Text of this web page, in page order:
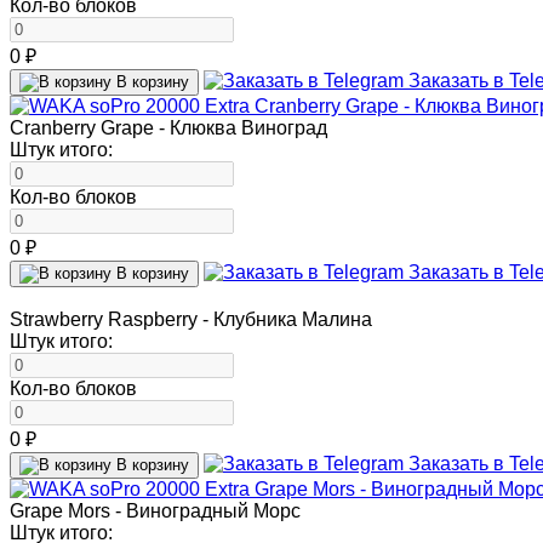
Кол-во блоков
0 ₽
В корзину Заказать в
Cranberry Grape - Клюква Виноград
Штук итого:
Кол-во блоков
0 ₽
В корзину Заказать в
Strawberry Raspberry - Клубника Малина
Штук итого:
Кол-во блоков
0 ₽
В корзину Заказать в
Grape Mors - Виноградный Морс
Штук итого: